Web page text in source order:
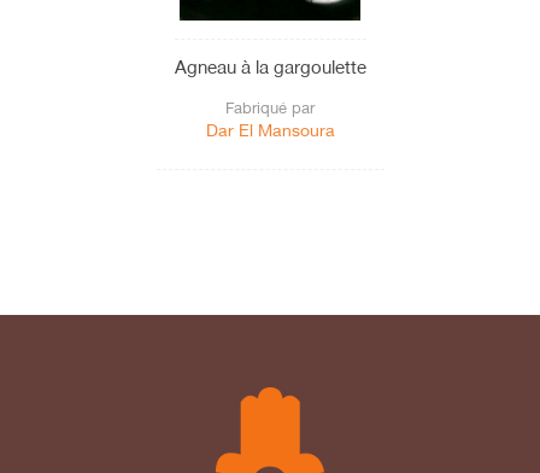
Agneau à la gargoulette
Fabriqué par
Dar El Mansoura